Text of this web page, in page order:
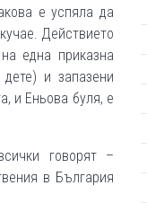
е успяла да
Действието
една приказна
и запазени
и Еньова буля, е
говорят –
в България